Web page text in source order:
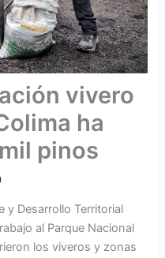
vivero
ha
pinos
y Desarrollo Territorial
al Parque Nacional
los viveros y zonas